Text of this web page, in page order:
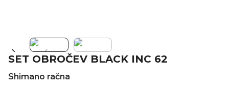
SET OBROČEV BLACK INC 62
Shimano račna